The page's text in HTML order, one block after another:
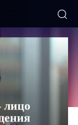
лицо